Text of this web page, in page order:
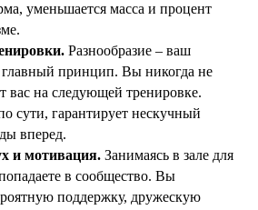
уменьшается масса и процент
Разнообразие – ваш
принцип. Вы никогда не
вас на следующей тренировке.
сути, гарантирует нескучный
вперед.
и мотивация. Занимаясь в зале для
в сообщество. Вы
поддержку, дружескую